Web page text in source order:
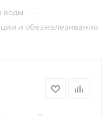
воды —
и обезжелезивания